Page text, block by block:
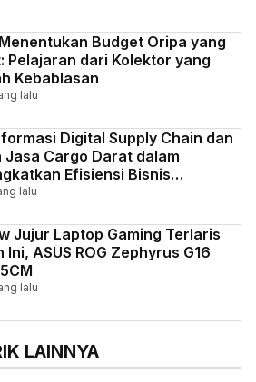
Budget Oripa yang
Pelajaran dari Kolektor yang
Kebablasan
lalu
Digital Supply Chain dan
Jasa Cargo Darat dalam
Efisiensi Bisnis
lalu
Jujur Laptop Gaming Terlaris
Ini, ASUS ROG Zephyrus G16
lalu
LAINNYA